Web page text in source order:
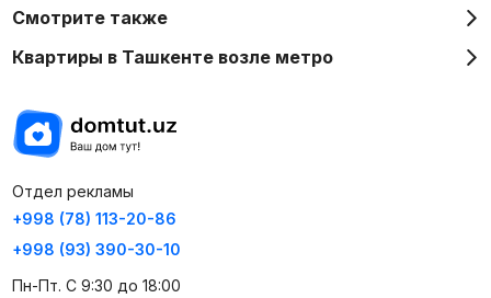
Смотрите также
Квартиры в Ташкенте возле метро
Отдел рекламы
+998 (78) 113-20-86
+998 (93) 390-30-10
Пн-Пт. С 9:30 до 18:00